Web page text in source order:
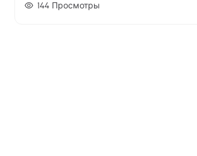
144 Просмотры